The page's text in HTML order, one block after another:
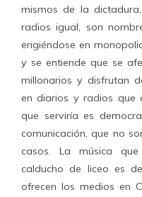
mismos de la
radios igual, son
erigiéndose en
y se entiende que se
millonarios y disfrutan
en diarios y radios que
que serviría es
comunicación, que no
casos. La música
calducho de liceo es
ofrecen los medios en